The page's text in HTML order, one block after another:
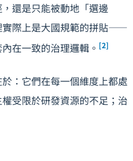
還是只能被動地「選邊
實際上是大國規範的拼貼——
在一致的治理邏輯。 [2]
：它們在每一個維度上都處
受限於研發資源的不足；治